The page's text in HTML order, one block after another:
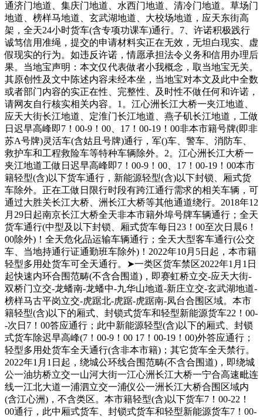
通济门地道、集庆门地道、水西门地道、清冷门地道。草场门
地道、榜样马地道、玄武湖地道、大校场地道，应天东街高
架，全天24小时货车(含专项功课车)通行。7、许诺积极践行
诚笃信用准绳，提交的申请材料实正在无效，无坦白现实、虚
假现实的行为。如违反许诺，情愿承担法令义务和信用办理后
果。当地宝声明：本文仅代表做者小我概念，取当地宝无关。
其原创性及文中陈述内容未经本坐，当地宝对本文及此中全数
或者部门内容的实正在性、完整性、及时性不做任何和许诺，
请网友自行核实相关内容。1。江心洲长江大桥一夹江地道、
应天大街长江地道、定淮门长江地道、燕子矶长江地道，工做
日迟早高峰即7！00-9！00、17！00-19！00非本市籍号牌(即非
苏A号牌)灵活车(含姑且号牌)通行，军()车、警车、消防车、
救护车和工程救险车等特种车辆除外。2。江心洲长江大桥一
夹江地道工做日迟早高峰即7！00-9！00、17！00-19！00本市
籍轻型(含)以下货车通行，新能源轻型(含)以下封锁、厢式货
车除外。正在工做日限行时段有跨江通行需求的相关车辆，可
通过大胜关长江大桥、洲长江大桥等其他通道绕行。2018年12
月29日起南京长江大桥全天非本市籍外埠号牌车辆通行；全天
货车通行(中型及以下封锁、厢式货车每日23！00至次日晨6！
00除外)！全天危化品运输车辆通行；全天大型客车通行(公交
车、当地持通行证通勤班车除外)！2022年10月5日起，本市籍
轻型多用处货车可全天通行。➤一类区货车禁区2022年1月1日
起快速内环合围范畴(不含合围道)，即赛虹桥立交-应天大街-
双桥门立交-龙蟠南-龙蟠中-九华山地道-新庄立交-玄武湖地道-
榜样马古平岗立交-虎踞北-虎踞-虎踞南-凤台合围区域。本市
籍轻型(含)以下的厢式、封锁式货车和轻型新能源货车22！00-
-次日7！00答应通行；此中新能源轻型(含)以下的厢式、封锁
式货车除迟早高峰(7！00-9！00 17！00-19！00)外答应通行；
轻型多用处货车全天通行(含非本市籍)；其它货车全天禁行。
2022年1月1日起，绕城公环线合围范畴(不含合围道)，即绕城
公一油坊桥立交一山河大街一江心洲长江大桥一宁合高速毗连
线一江北大道一浦泗立交一浦仪公一洲长江大桥合围区域内
(含江心洲)，不含类区。本市籍轻型(含)以下货车7！00-22！
00通行，此中厢式货车、封锁式货车和轻型新能源货车7！00-